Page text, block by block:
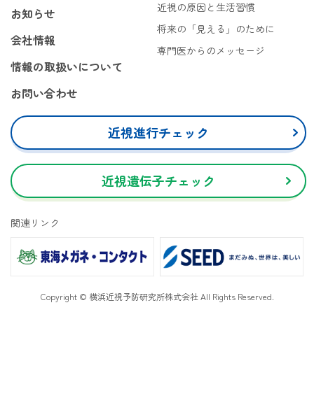
お知らせ
会社情報
情報の取扱いについて
お問い合わせ
近視の原因と生活習慣
将来の「見える」のために
専門医からのメッセージ
近視進行チェック
近視遺伝子チェック
関連リンク
Copyright © 横浜近視予防研究所株式会社 All Rights Reserved.